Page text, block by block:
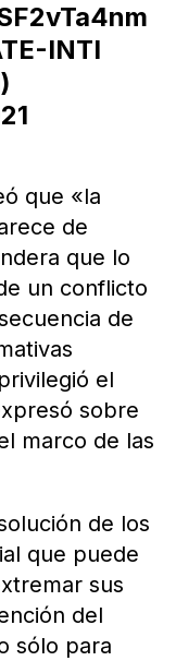
INTI
que «la
de
que lo
un conflicto
de
el
sobre
marco de las
de los
que puede
sus
del
sólo para